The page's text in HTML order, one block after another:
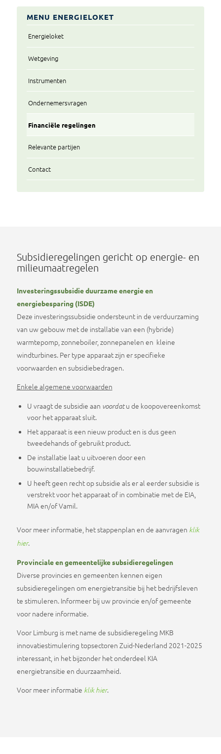
MENU ENERGIELOKET
Energieloket
Wetgeving
Instrumenten
Ondernemersvragen
Financiële regelingen
Relevante partijen
Contact
Subsidieregelingen gericht op energie- en
milieumaatregelen
Investeringssubsidie duurzame energie en
energiebesparing (ISDE)
Deze investeringssubsidie ondersteunt in de verduurzaming
van uw gebouw met de installatie van een (hybride)
warmtepomp, zonneboiler, zonnepanelen en kleine
windturbines. Per type apparaat zijn er specifieke
voorwaarden en subsidiebedragen.
Enkele algemene voorwaarden
U vraagt de subsidie aan voordatu de koopovereenkomst
voor het apparaat sluit.
Het apparaat is een nieuw product en is dus geen
tweedehands of gebruikt product.
De installatie laat u uitvoeren door een
bouwinstallatiebedrijf.
U heeft geen recht op subsidie als er al eerder subsidie is
verstrekt voor het apparaat of in combinatie met de EIA,
MIA en/of Vamil.
Voor meer informatie, het stappenplan en de aanvragen klik
hier.
Provinciale en gemeentelijke subsidieregelingen
Diverse provincies en gemeenten kennen eigen
subsidieregelingen om energietransitie bij het bedrijfsleven
te stimuleren. Informeer bij uw provincie en/of gemeente
voor nadere informatie.
Voor Limburg is met name de subsidieregeling MKB
innovatiestimulering topsectoren Zuid-Nederland 2021-2025
interessant, in het bijzonder het onderdeel KIA
energietransitie en duurzaamheid.
Voor meer informatie klik hier.